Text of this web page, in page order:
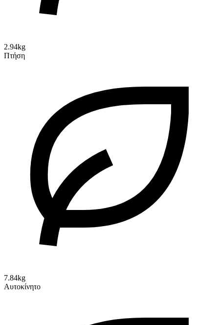
2.94kg
Πτήση
7.84kg
Αυτοκίνητο